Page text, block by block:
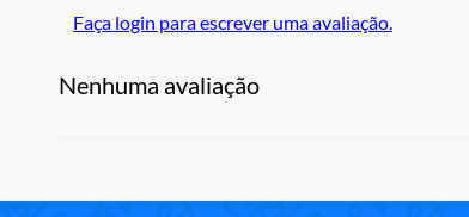
Faça login para escrever uma avaliação.
Nenhuma avaliação